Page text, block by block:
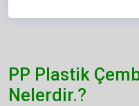
PP Plastik
Nelerdir.?